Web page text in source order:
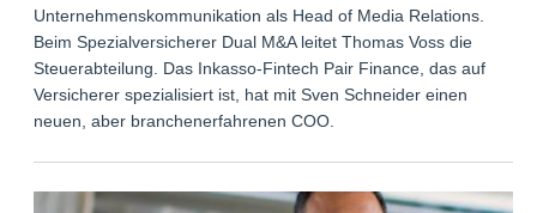
Unternehmenskommunikation als Head of Media Relations.
Beim Spezialversicherer Dual M&A leitet Thomas Voss die
Steuerabteilung. Das Inkasso-Fintech Pair Finance, das auf
Versicherer spezialisiert ist, hat mit Sven Schneider einen
neuen, aber branchenerfahrenen COO.